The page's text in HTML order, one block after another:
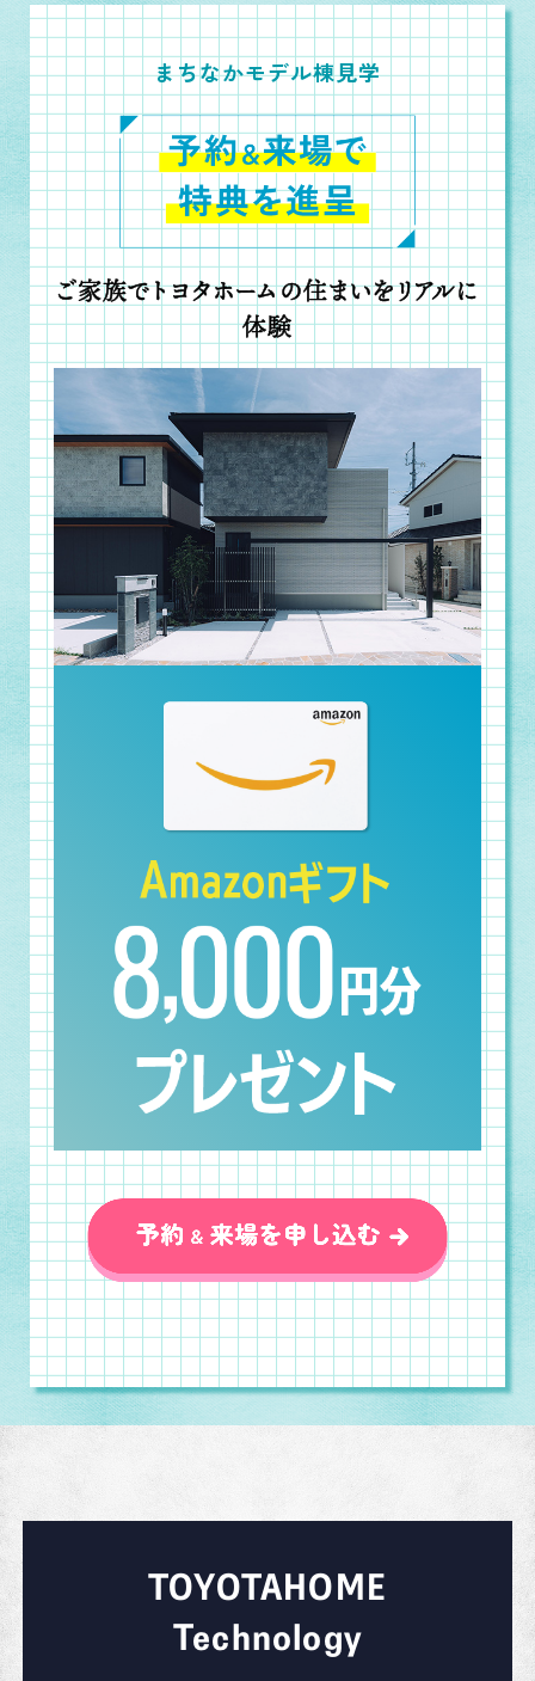
まちなかモデル棟見学
ご家族でトヨタホームの住まいをリアルに
体験
TOYOTAHOME
Technology